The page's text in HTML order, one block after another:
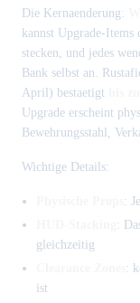
Die Kernaenderung:
kannst Upgrade-
stecken, und jedes
Bank selbst an.
April) bestaetigt
Upgrade erscheint
Bewehrungsstahl,
Wichtige Details:
:
:
gleichzeitig
:
ist